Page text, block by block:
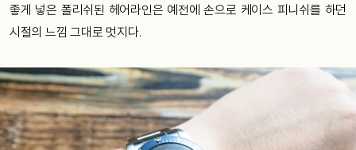
좋게 넣은 폴리쉬된 헤어라인은 예전에 손으로 케이스 피니쉬를 하던
시절의 느낌 그대로 멋지다.